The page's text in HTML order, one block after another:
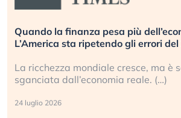
Quando la finanza pesa più
L’America sta ripetendo gli errori
La ricchezza mondiale cresce, ma è
sganciata dall’economia reale. (…)
24 luglio 2026